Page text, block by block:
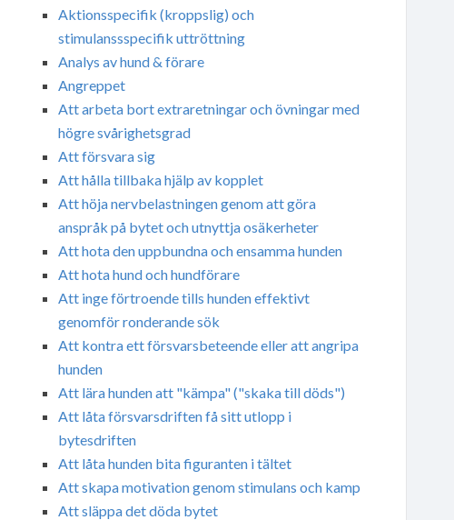
Aktionsspecifik (kroppslig) och
stimulanssspecifik uttröttning
Analys av hund & förare
Angreppet
Att arbeta bort extraretningar och övningar med
högre svårighetsgrad
Att försvara sig
Att hålla tillbaka hjälp av kopplet
Att höja nervbelastningen genom att göra
anspråk på bytet och utnyttja osäkerheter
Att hota den uppbundna och ensamma hunden
Att hota hund och hundförare
Att inge förtroende tills hunden effektivt
genomför ronderande sök
Att kontra ett försvarsbeteende eller att angripa
hunden
Att lära hunden att "kämpa" ("skaka till döds")
Att låta försvarsdriften få sitt utlopp i
bytesdriften
Att låta hunden bita figuranten i tältet
Att skapa motivation genom stimulans och kamp
Att släppa det döda bytet